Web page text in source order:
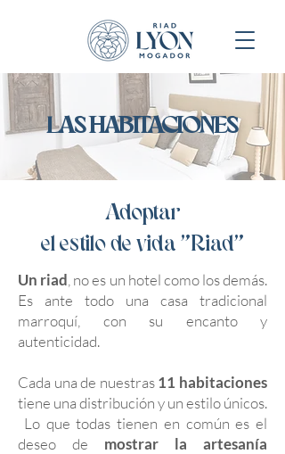
LAS HABITACIONES
Adoptar
el estilo de vida "Riad"
Un riad , no es un hotel como los demás.
Es ante todo una casa tradicional
marroquí, con su encanto y
autenticidad.
Cada una de nuestras11 habitaciones
tiene una distribución y un estilo únicos.
Lo que todas tienen en común es el
deseo de mostrar la artesanía